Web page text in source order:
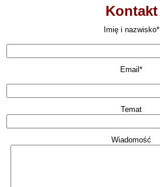
Kontakt
Imię i nazwisko*
Email*
Temat
Wiadomość